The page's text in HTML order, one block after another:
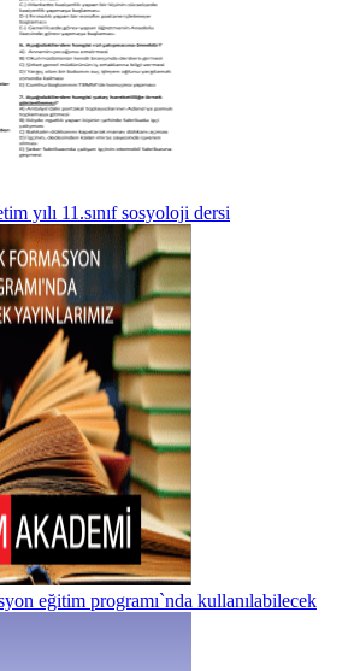
yılı 11.sınıf sosyoloji dersi
eğitim programı`nda kullanılabilecek